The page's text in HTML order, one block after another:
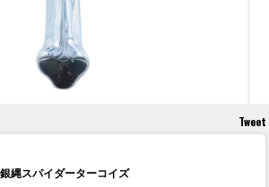
Tweet
縄スパイダーターコイズ